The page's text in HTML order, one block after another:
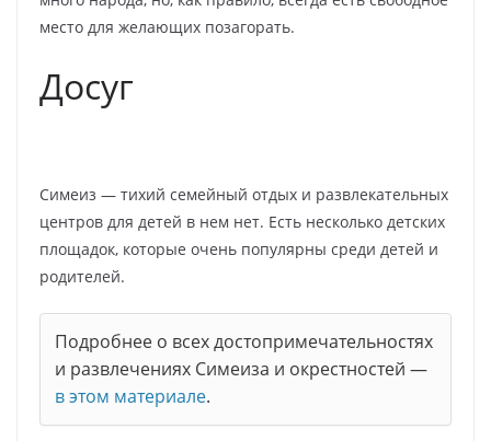
место для желающих позагорать.
Досуг
Симеиз — тихий семейный отдых и развлекательных
центров для детей в нем нет. Есть несколько детских
площадок, которые очень популярны среди детей и
родителей.
Подробнее о всех достопримечательностях
и развлечениях Симеиза и окрестностей —
в этом материале.